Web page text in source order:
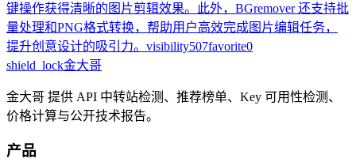
键操作获得清晰的图片剪辑效果。此外，BGremover 还支持批
量处理和PNG格式转换，帮助用户高效完成图片编辑任务，
提升创意设计的吸引力。 visibility507favorite0
shield_lock金大哥
金大哥 提供 API 中转站检测、推荐榜单、Key 可用性检测、
价格计算与公开技术报告。
产品